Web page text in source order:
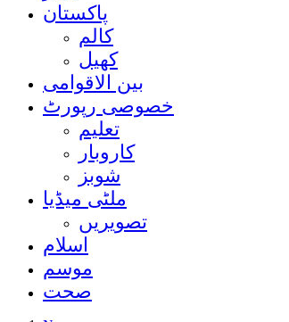
پاکستان
کالم
کھیل
بین الاقوامی
خصوصی رپورٹ
تعلیم
کاروبار
شوبز
ملٹی میڈیا
تصویریں
اسلام
موسم
صحت